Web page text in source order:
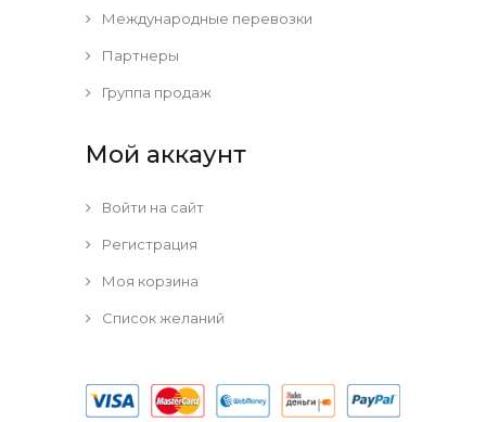
Международные перевозки
Партнеры
Группа продаж
Мой аккаунт
Войти на сайт
Регистрация
Моя корзина
Список желаний